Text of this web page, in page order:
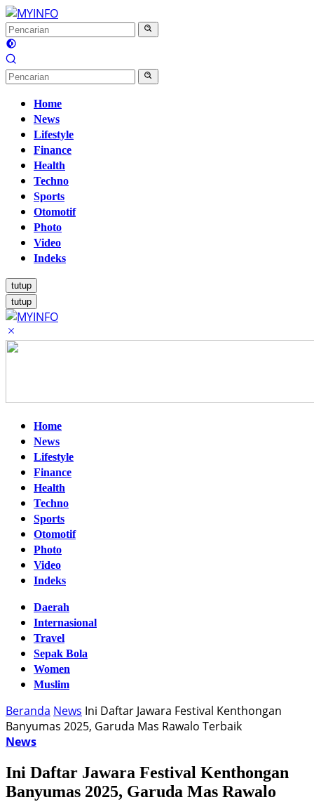
Langsung
ke
konten
Home
News
Lifestyle
Finance
Health
Techno
Sports
Otomotif
Photo
Video
Indeks
tutup
tutup
Home
News
Lifestyle
Finance
Health
Techno
Sports
Otomotif
Photo
Video
Indeks
Daerah
Internasional
Travel
Sepak Bola
Women
Muslim
Beranda News Ini Daftar Jawara Festival Kenthongan
Banyumas 2025, Garuda Mas Rawalo Terbaik
News
Ini Daftar Jawara Festival Kenthongan
Banyumas 2025, Garuda Mas Rawalo